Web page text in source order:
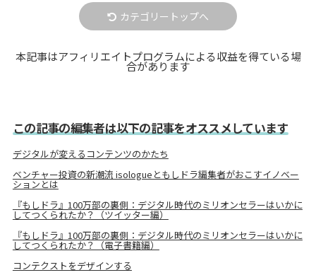
カテゴリートップへ
本記事はアフィリエイトプログラムによる収益を得ている場
合があります
この記事の編集者は以下の記事をオススメしています
デジタルが変えるコンテンツのかたち
ベンチャー投資の新潮流 isologueともしドラ編集者がおこすイノベー
ションとは
『もしドラ』100万部の裏側：デジタル時代のミリオンセラーはいかに
してつくられたか？（ツイッター編）
『もしドラ』100万部の裏側：デジタル時代のミリオンセラーはいかに
してつくられたか？（電子書籍編）
コンテクストをデザインする